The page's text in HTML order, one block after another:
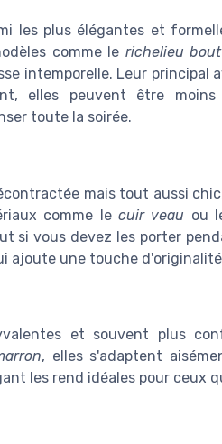
les plus élégantes et
comme le richelieu
intemporelle. Leur principal
elles peuvent être
toute la soirée.
mais tout aussi
comme le cuir veau ou
si vous devez les porter
ajoute une touche
et souvent plus
, elles s'adaptent
les rend idéales pour